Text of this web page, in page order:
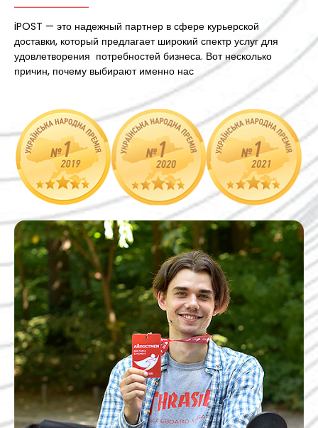
iPOST — это надежный партнер в сфере курьерской
доставки, который предлагает широкий спектр услуг для
удовлетворения потребностей бизнеса. Вот несколько
причин, почему выбирают именно нас